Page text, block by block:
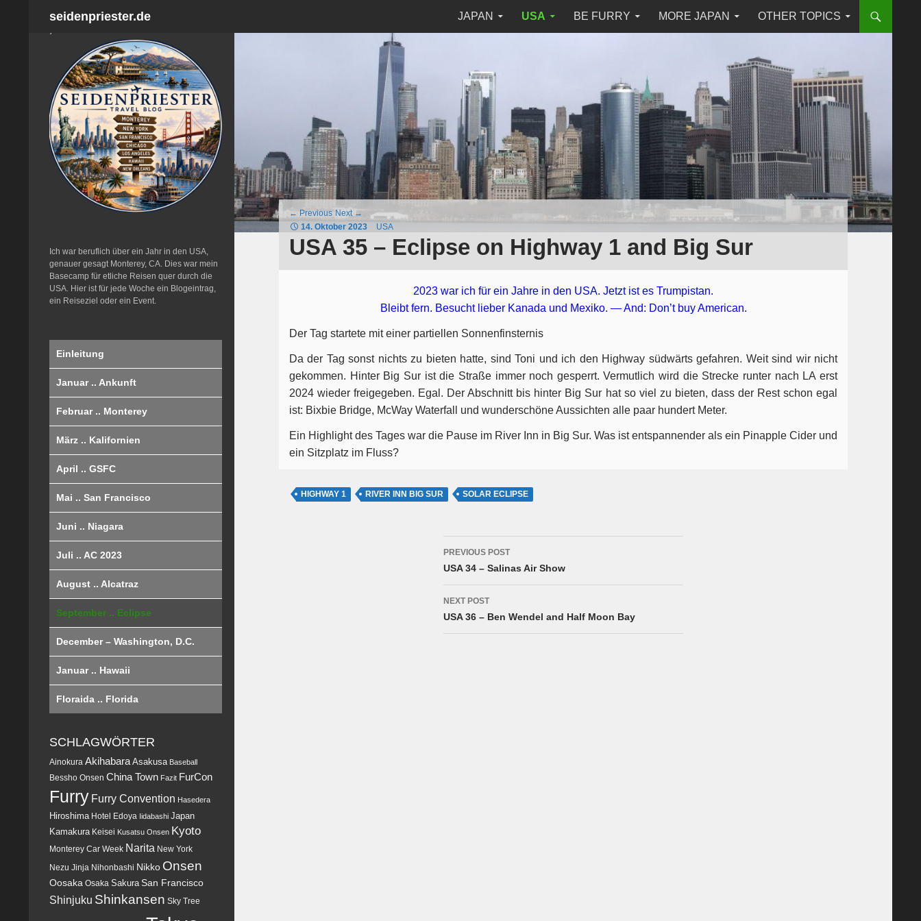
seidenpriester.de JAPAN USA BE FURRY MORE JAPAN OTHER TOPICS
← Previous Next →
14. Oktober 2023
USA
USA 35 – Eclipse on Highway 1 and Big Sur
2023 war ich für ein Jahre in den USA. Jetzt ist es Trumpistan.
Bleibt fern. Besucht lieber Kanada und Mexiko. — And: Don’t buy American.
Der Tag startete mit einer partiellen Sonnenfinsternis
Da der Tag sonst nichts zu bieten hatte, sind Toni und ich den Highway südwärts gefahren. Weit sind wir nicht
gekommen. Hinter Big Sur ist die Straße immer noch gesperrt. Vermutlich wird die Strecke runter nach LA erst
2024 wieder freigegeben. Egal. Der Abschnitt bis hinter Big Sur hat so viel zu bieten, dass der Rest schon egal
ist: Bixbie Bridge, McWay Waterfall und wunderschöne Aussichten alle paar hundert Meter.
Ein Highlight des Tages war die Pause im River Inn in Big Sur. Was ist entspannender als ein Pinapple Cider und
ein Sitzplatz im Fluss?
HIGHWAY 1 RIVER INN BIG SUR SOLAR ECLIPSE
'Post
navigation'
PREVIOUS POST
USA 34 – Salinas Air Show
NEXT POST
USA 36 – Ben Wendel and Half Moon Bay
Ich war beruflich über ein Jahr in den USA,
genauer gesagt Monterey, CA. Dies war mein
Basecamp für etliche Reisen quer durch die
USA. Hier ist für jede Woche ein Blogeintrag,
ein Reiseziel oder ein Event.
Einleitung
Januar .. Ankunft
Februar .. Monterey
März .. Kalifornien
April .. GSFC
Mai .. San Francisco
Juni .. Niagara
Juli .. AC 2023
August .. Alcatraz
September .. Eclipse
December – Washington, D.C.
Januar .. Hawaii
Floraida .. Florida
SCHLAGWÖRTER
Ainokura Akihabara Asakusa Baseball
Bessho Onsen China Town Fazit FurCon
Furry Furry Convention Hasedera
Hiroshima Hotel Edoya Iidabashi Japan
Kamakura Keisei Kusatsu Onsen Kyoto
Monterey Car Week Narita New York
Nezu Jinja Nihonbashi Nikko Onsen
Oosaka Osaka Sakura San Francisco
Shinjuku Shinkansen Sky Tree